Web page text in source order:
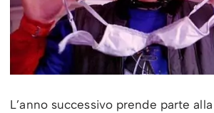
L’anno successivo prende parte